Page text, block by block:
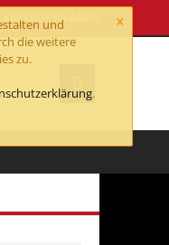
×
und
die weitere
zu.
.
EINKAUFSWAGEN